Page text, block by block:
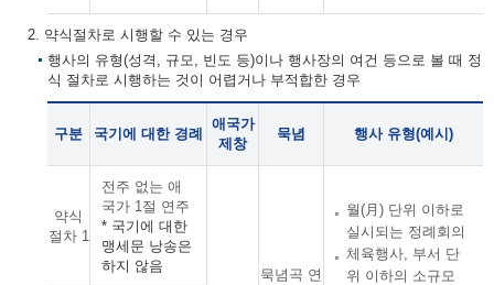
2. 약식절차로 시행할 수 있는 경우
행사의 유형(성격, 규모, 빈도 등)이나 행사장의 여건 등으로 볼 때 정
식 절차로 시행하는 것이 어렵거나 부적합한 경우
구분 국기에 대한 경례
애국가
제창
묵념 행사 유형(예시)
약식
절차 1
전주 없는 애
국가 1절 연주
* 국기에 대한
맹세문 낭송은
하지 않음
묵념곡 연
월(月) 단위 이하로
실시되는 정례회의
체육행사, 부서 단
위 이하의 소규모